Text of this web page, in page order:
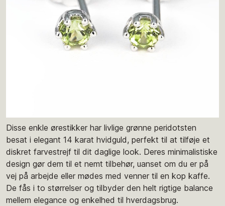
Disse enkle ørestikker har livlige grønne peridotsten
besat i elegant 14 karat hvidguld, perfekt til at tilføje et
diskret farvestrejf til dit daglige look. Deres minimalistiske
design gør dem til et nemt tilbehør, uanset om du er på
vej på arbejde eller mødes med venner til en kop kaffe.
De fås i to størrelser og tilbyder den helt rigtige balance
mellem elegance og enkelhed til hverdagsbrug.